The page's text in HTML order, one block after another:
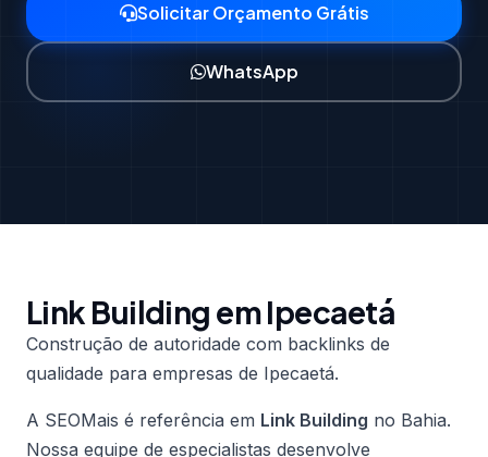
Solicitar Orçamento Grátis
WhatsApp
Link Building em Ipecaetá
Construção de autoridade com backlinks de
qualidade para empresas de Ipecaetá.
A SEOMais é referência em Link Building no Bahia.
Nossa equipe de especialistas desenvolve